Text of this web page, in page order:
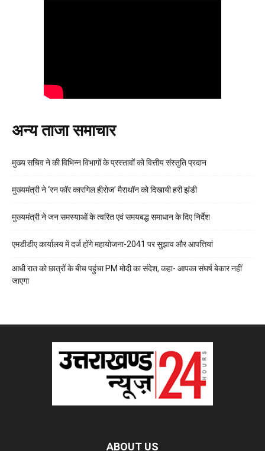
अन्य ताजा समाचार
मुख्य सचिव ने की विभिन्न विभागों के प्रस्तावों को वित्तीय संस्तुति प्रदान
मुख्यमंत्री ने ‘रन फॉर कारगिल हीरोज’ मैराथॉन को दिखायी हरी झंडी
मुख्यमंत्री ने जन समस्याओं के त्वरित एवं समयबद्ध समाधान के दिए निर्देश
एमडीडीए कार्यालय में दर्ज होंगे महायोजना-2041 पर सुझाव और आपत्तियां
आधी रात को छात्रों के बीच पहुंचा PM मोदी का संदेश, कहा- आपका संघर्ष बेकार नहीं
जाएगा
ABOUT US